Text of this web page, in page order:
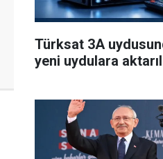
Türksat 3A
yeni uydulara